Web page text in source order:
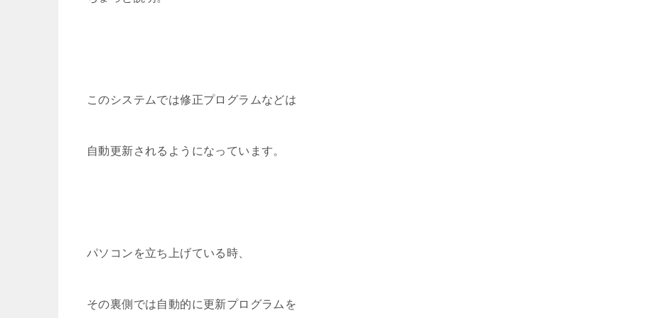
このシステムでは修正プログラムなどは
自動更新されるようになっています。
パソコンを立ち上げている時、
その裏側では自動的に更新プログラムを